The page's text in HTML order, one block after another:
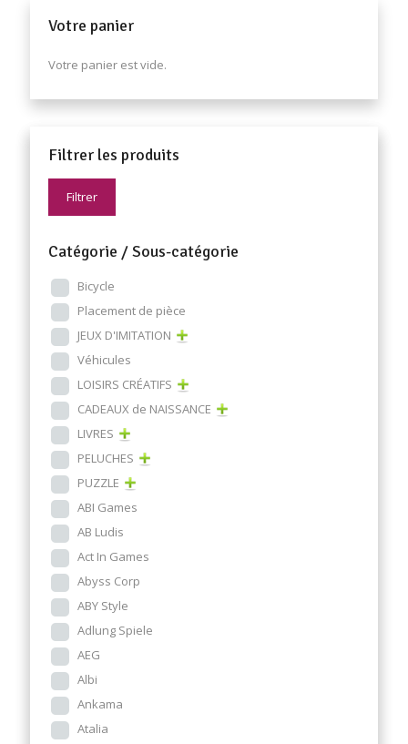
Votre panier
Votre panier est vide.
Filtrer les produits
Filtrer
Catégorie / Sous-catégorie
Bicycle
Placement de pièce
JEUX D'IMITATION
Véhicules
LOISIRS CRÉATIFS
CADEAUX de NAISSANCE
LIVRES
PELUCHES
PUZZLE
ABI Games
AB Ludis
Act In Games
Abyss Corp
ABY Style
Adlung Spiele
AEG
Albi
Ankama
Atalia